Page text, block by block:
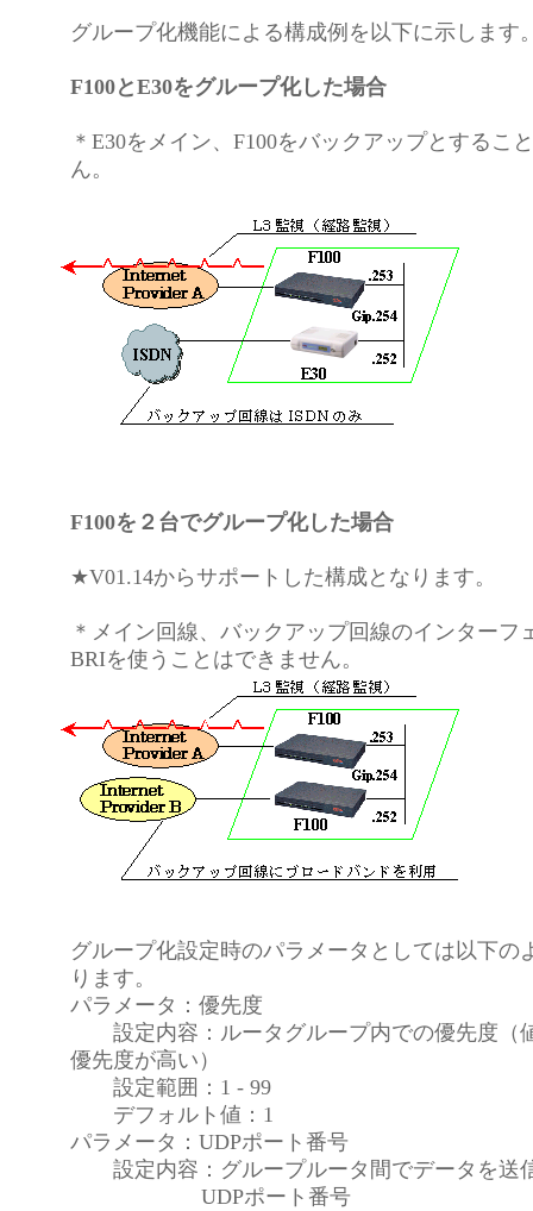
グループ化機能による構成例を以下に示します
F100とE30をグループ化した場合
＊E30をメイン、F100をバックアップとするこ
ん。
F100を２台でグループ化した場合
★V01.14からサポートした構成となります。
＊メイン回線、バックアップ回線のインターフ
BRIを使うことはできません。
グループ化設定時のパラメータとしては以下の
ります。
パラメータ：優先度
設定内容：ルータグループ内での優先度（
優先度が高い）
設定範囲：1 - 99
デフォルト値：1
パラメータ：UDPポート番号
設定内容：グループルータ間でデータを送
UDPポート番号